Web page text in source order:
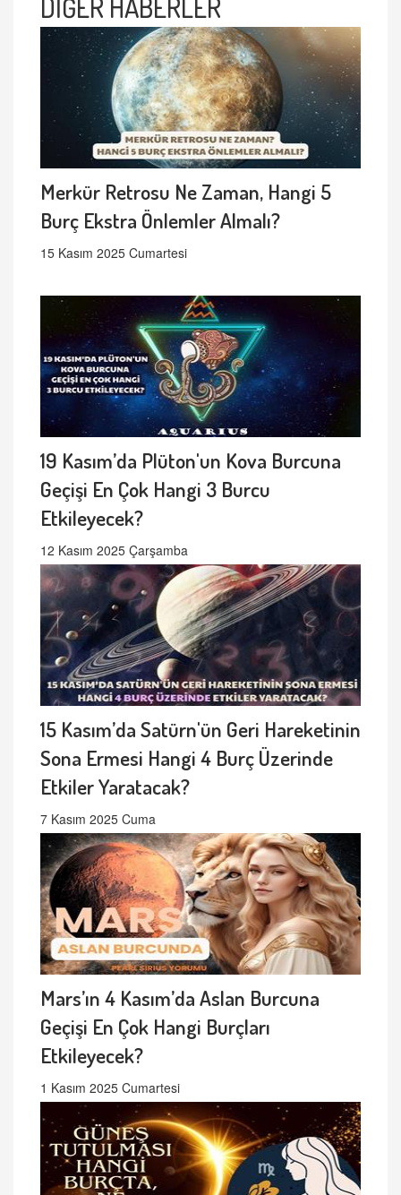
DİĞER HABERLER
Merkür Retrosu Ne Zaman, Hangi 5
Burç Ekstra Önlemler Almalı?
15 Kasım 2025 Cumartesi
19 Kasım’da Plüton'un Kova Burcuna
Geçişi En Çok Hangi 3 Burcu
Etkileyecek?
12 Kasım 2025 Çarşamba
15 Kasım’da Satürn'ün Geri Hareketinin
Sona Ermesi Hangi 4 Burç Üzerinde
Etkiler Yaratacak?
7 Kasım 2025 Cuma
Mars’ın 4 Kasım’da Aslan Burcuna
Geçişi En Çok Hangi Burçları
Etkileyecek?
1 Kasım 2025 Cumartesi